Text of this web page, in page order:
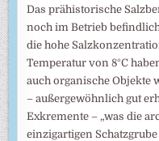
Das prähistorische
noch im Betrieb
die hohe
Temperatur von 8°C
auch organische Objekte
– außergewöhnlich gut
Exkremente – „was die
einzigartigen